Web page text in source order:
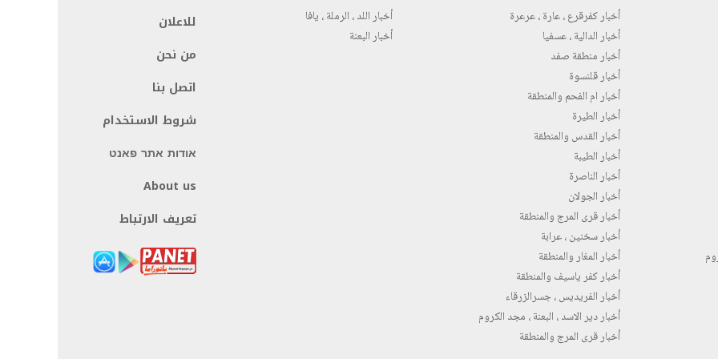
أخبار كفرقرع ، عارة ، عرعرة
أخبار الدالية ، عسفيا
أخبار منطقة صفد
أخبار قلنسوة
أخبار ام الفحم والمنطقة
أخبار الطيرة
أخبار القدس والمنطقة
أخبار الطيبة
أخبار الناصرة
أخبار الجولان
أخبار قرى المرج والمنطقة
أخبار سخنين ، عرابة
أخبار المغار والمنطقة
أخبار كفر ياسيف والمنطقة
أخبار الفريديس ، جسرالزرقاء
أخبار دير الاسد ، البعنة ، مجد الكروم
أخبار قرى المرج والمنطقة
أخبار اللد ، الرملة ، يافا
أخبار البعنة
للاعلان
من نحن
اتصل بنا
شروط الاستخدام
אודות אתר פאנט
About us
تعريف الارتباط